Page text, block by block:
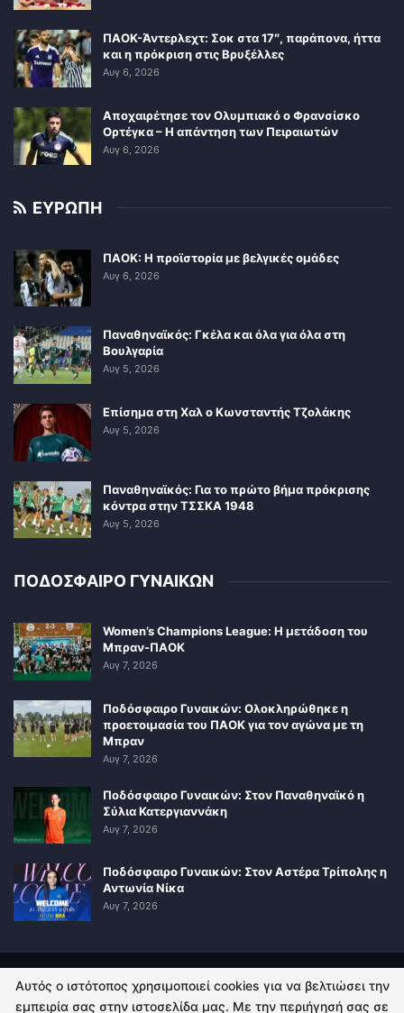
ΠΑΟΚ-Άντερλεχτ: Σοκ στα 17″, παράπονα, ήττα
και η πρόκριση στις Βρυξέλλες
Αυγ 6, 2026
Αποχαιρέτησε τον Ολυμπιακό ο Φρανσίσκο
Ορτέγκα – Η απάντηση των Πειραιωτών
Αυγ 6, 2026
ΕΥΡΩΠΗ
ΠΑΟΚ: Η προϊστορία με βελγικές ομάδες
Αυγ 6, 2026
Παναθηναϊκός: Γκέλα και όλα για όλα στη
Βουλγαρία
Αυγ 5, 2026
Επίσημα στη Χαλ ο Κωνσταντής Τζολάκης
Αυγ 5, 2026
Παναθηναϊκός: Για το πρώτο βήμα πρόκρισης
κόντρα στην ΤΣΣΚΑ 1948
Αυγ 5, 2026
ΠΟΔΟΣΦΑΙΡΟ ΓΥΝΑΙΚΩΝ
Women’s Champions League: Η μετάδοση του
Μπραν-ΠΑΟΚ
Αυγ 7, 2026
Ποδόσφαιρο Γυναικών: Ολοκληρώθηκε η
προετοιμασία του ΠΑΟΚ για τον αγώνα με τη
Μπραν
Αυγ 7, 2026
Ποδόσφαιρο Γυναικών: Στον Παναθηναϊκό η
Σύλια Κατεργιαννάκη
Αυγ 7, 2026
Ποδόσφαιρο Γυναικών: Στον Αστέρα Τρίπολης η
Αντωνία Νίκα
Αυγ 7, 2026
ΠΟΛΙΤΙΚΗ ΑΠΟΡΡΗΤΟΥ ΕΠΙΚΟΙΝΩΝΙΑ
Αυτός ο ιστότοπος χρησιμοποιεί cookies για να βελτιώσει την
εμπειρία σας στην ιστοσελίδα μας. Με την περιήγησή σας σε